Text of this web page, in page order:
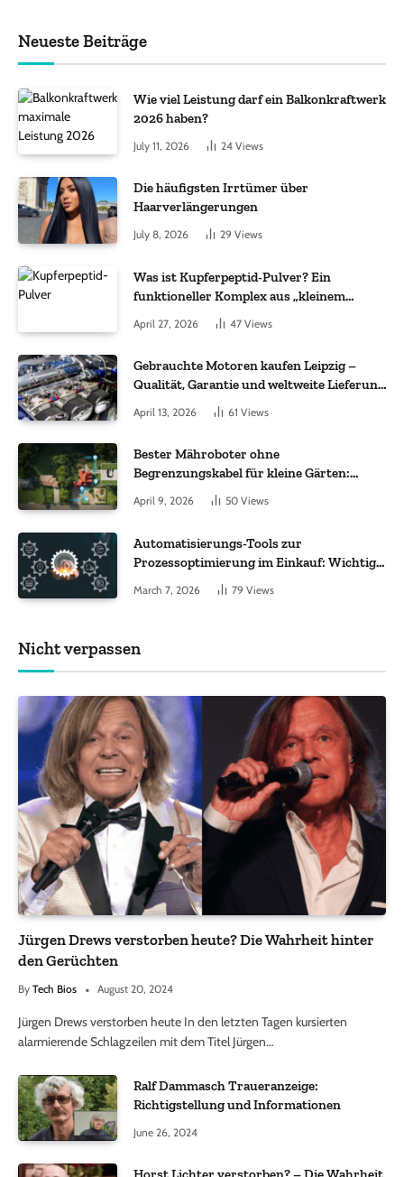
Neueste Beiträge
Wie viel Leistung darf ein Balkonkraftwerk
2026 haben?
July 11, 2026 24 Views
Die häufigsten Irrtümer über
Haarverlängerungen
July 8, 2026 29 Views
Was ist Kupferpeptid-Pulver? Ein
funktioneller Komplex aus „kleinem
Molekül + Metall“
April 27, 2026 47 Views
Gebrauchte Motoren kaufen Leipzig –
Qualität, Garantie und weltweite Lieferung
April 13, 2026 61 Views
Bester Mähroboter ohne
Begrenzungskabel für kleine Gärten:
Worauf es bei 200 bis 500 m² wirklich
ankommt
April 9, 2026 50 Views
Automatisierungs-Tools zur
Prozessoptimierung im Einkauf: Wichtige
Funktionen, auf die Sie achten sollten
March 7, 2026 79 Views
Nicht verpassen
Jürgen Drews verstorben heute? Die Wahrheit hinter
den Gerüchten
By Tech Bios August 20, 2024
Jürgen Drews verstorben heute In den letzten Tagen kursierten
alarmierende Schlagzeilen mit dem Titel Jürgen…
Ralf Dammasch Traueranzeige:
Richtigstellung und Informationen
June 26, 2024